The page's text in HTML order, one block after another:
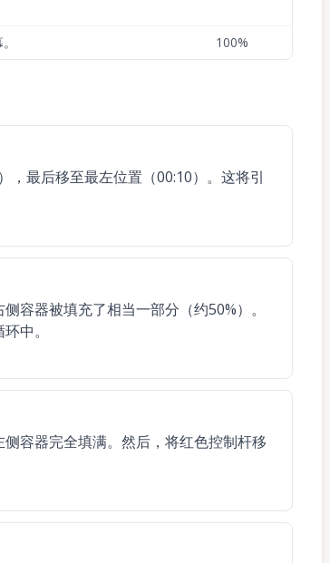
100%
，最后移至最左位置（00:10）。这将引
容器被填充了相当一部分（约50%）。
中。
容器完全填满。然后，将红色控制杆移